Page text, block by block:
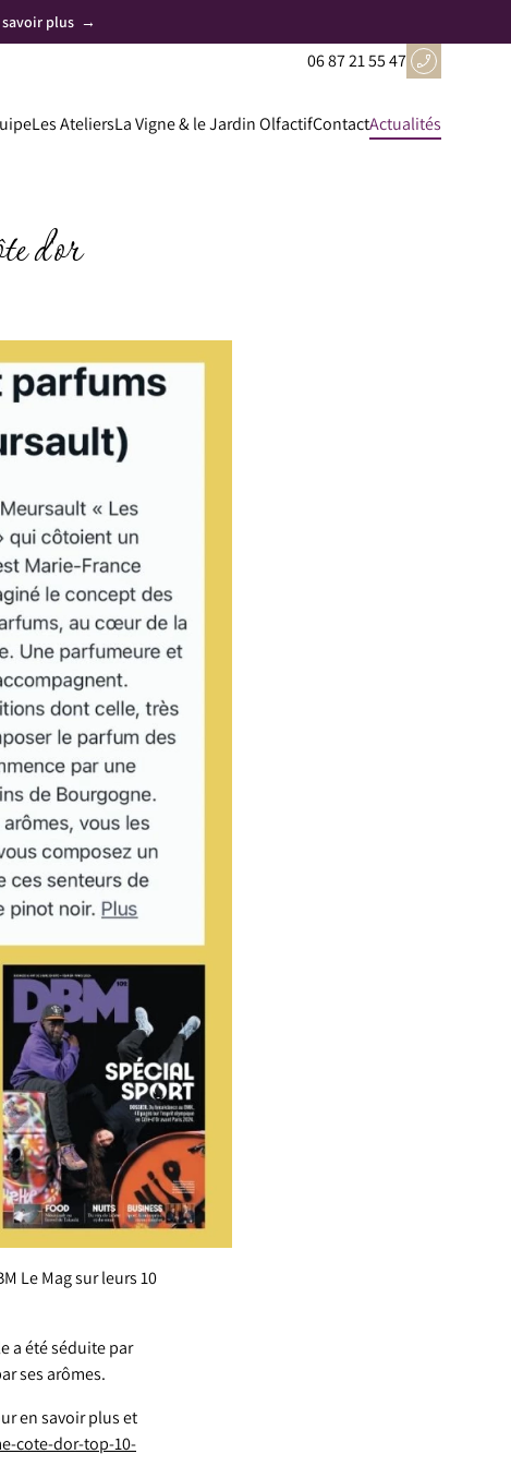
savoir plus →
06 87 21 55 47
Les AteliersLa Vigne & le Jardin OlfactifContactActualités
d'or
Le Mag sur leurs 10
a été séduite par
ses arômes.
en savoir plus et
cote-dor-top-10-